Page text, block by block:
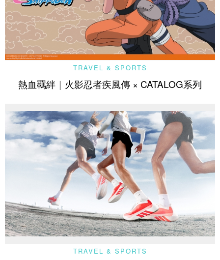
TRAVEL & SPORTS
熱血羈絆｜火影忍者疾風傳 × CATALOG系列
TRAVEL & SPORTS